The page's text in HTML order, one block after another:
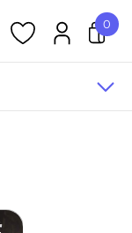
0